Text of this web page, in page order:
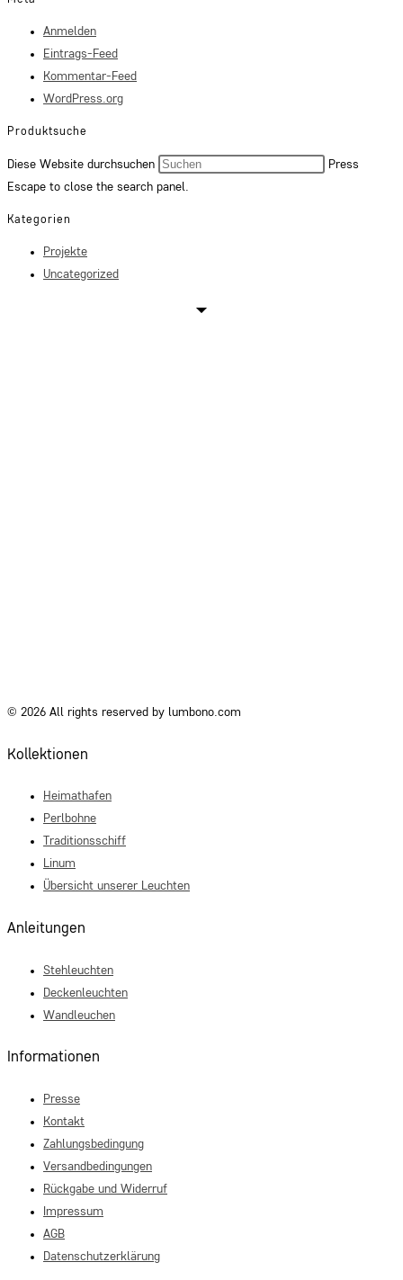
Anmelden
Eintrags-Feed
Kommentar-Feed
WordPress.org
Produktsuche
Diese Website durchsuchen
Press
Escape to close the search panel.
Kategorien
Projekte
Uncategorized
© 2026 All rights reserved by lumbono.com
Kollektionen
Heimathafen
Perlbohne
Traditionsschiff
Linum
Übersicht unserer Leuchten
Anleitungen
Stehleuchten
Deckenleuchten
Wandleuchen
Informationen
Presse
Kontakt
Zahlungsbedingung
Versandbedingungen
Rückgabe und Widerruf
Impressum
AGB
Datenschutzerklärung